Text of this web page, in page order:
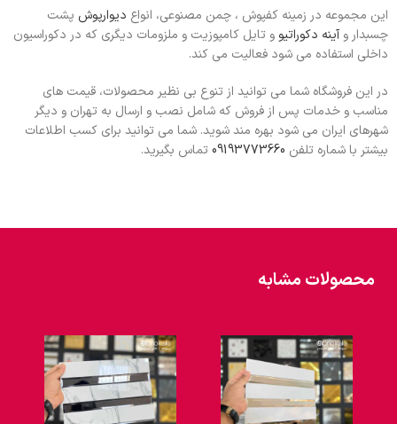
این مجموعه در زمینه کفپوش ، چمن مصنوعی، انواع دیوارپوش پشت
چسبدار و آینه دکوراتیو و تایل کامپوزیت و ملزومات دیگری که در دکوراسیون
داخلی استفاده می شود فعالیت می کند.
در این فروشگاه شما می توانید از تنوع بی نظیر محصولات، قیمت های
مناسب و خدمات پس از فروش که شامل نصب و ارسال به تهران و دیگر
شهرهای ایران می شود بهره مند شوید. شما می توانید برای کسب اطلاعات
بیشتر با شماره تلفن 09193773660تماس بگیرید.
محصولات مشابه